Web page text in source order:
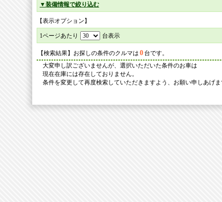
▼装備情報で絞り込む
【表示オプション】
1ページあたり 台表示
【検索結果】お探しの条件のクルマは 0 台です。
大変申し訳ございませんが、選択いただいた条件のお車は
現在在庫には存在しておりません。
条件を変更して再度検索していただきますよう、お願い申しあげ